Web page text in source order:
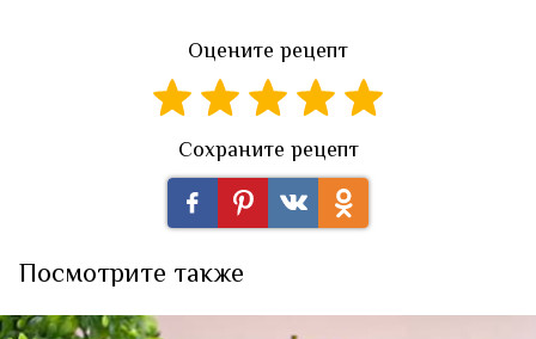
Оцените рецепт
Сохраните рецепт
Посмотрите также